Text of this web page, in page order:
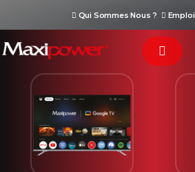
Qui Sommes Nous ? Emploi